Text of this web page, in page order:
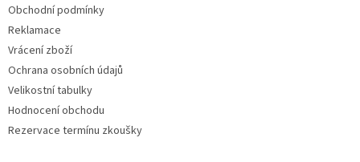
Obchodní podmínky
Reklamace
Vrácení zboží
Ochrana osobních údajů
Velikostní tabulky
Hodnocení obchodu
Rezervace termínu zkoušky